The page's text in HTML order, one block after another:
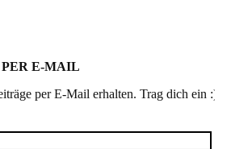
E-MAIL
per E-Mail erhalten. Trag dich ein :)